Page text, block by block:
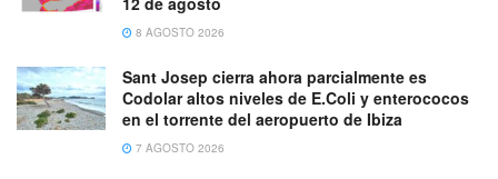
8 AGOSTO 2026
Sant Josep cierra ahora parcialmente es
Codolar altos niveles de E.Coli y enterococos
en el torrente del aeropuerto de Ibiza
7 AGOSTO 2026